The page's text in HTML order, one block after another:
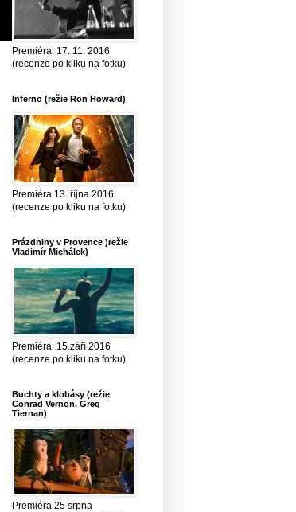
Premiéra: 17. 11. 2016
(recenze po kliku na fotku)
Inferno (režie Ron Howard)
Premiéra 13. října 2016
(recenze po kliku na fotku)
Prázdniny v Provence )režie
Vladimír Michálek)
Premiéra: 15.září 2016
(recenze po kliku na fotku)
Buchty a klobásy (režie
Conrad Vernon, Greg
Tiernan)
Premiéra 25 srpna